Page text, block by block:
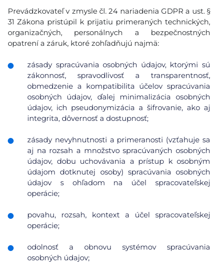
Prevádzkovateľ v zmysle čl. 24 nariadenia GDPR a ust. §
31 Zákona pristúpil k prijatiu primeraných technických,
organizačných, personálnych a bezpečnostných
opatrení a záruk, ktoré zohľadňujú najmä:
zásady spracúvania osobných údajov, ktorými sú
zákonnosť, spravodlivosť a transparentnosť,
obmedzenie a kompatibilita účelov spracúvania
osobných údajov, ďalej minimalizácia osobných
údajov, ich pseudonymizácia a šifrovanie, ako aj
integrita, dôvernosť a dostupnosť;
zásady nevyhnutnosti a primeranosti (vzťahuje sa
aj na rozsah a množstvo spracúvaných osobných
údajov, dobu uchovávania a prístup k osobným
údajom dotknutej osoby) spracúvania osobných
údajov s ohľadom na účel spracovateľskej
operácie;
povahu, rozsah, kontext a účel spracovateľskej
operácie;
odolnosť a obnovu systémov spracúvania
osobných údajov;